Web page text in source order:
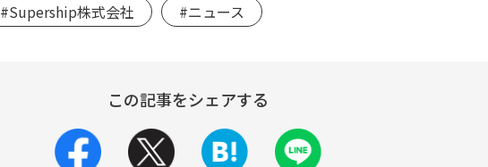
#Supership株式会社 #ニュース
この記事をシェアする